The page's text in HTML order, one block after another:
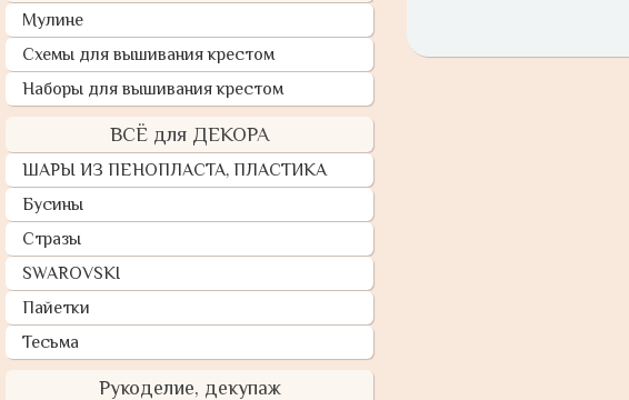
Мулине
Схемы для вышивания крестом
Наборы для вышивания крестом
ВСЁ для ДЕКОРА
ШАРЫ ИЗ ПЕНОПЛАСТА, ПЛАСТИКА
Бусины
Стразы
SWAROVSKI
Пайетки
Тесьма
Рукоделие, декупаж